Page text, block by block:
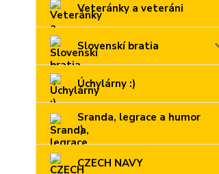
Veteránky a veteráni
Slovenskí bratia
Úchylárny :)
Sranda, legrace a humor
:)
CZECH NAVY